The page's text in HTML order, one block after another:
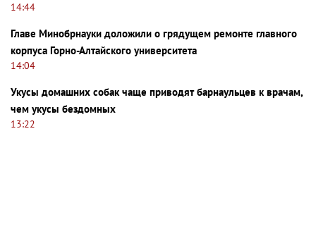
14:44
Главе Минобрнауки доложили о грядущем ремонте главного
корпуса Горно-Алтайского университета
14:04
Укусы домашних собак чаще приводят барнаульцев к врачам,
чем укусы бездомных
13:22